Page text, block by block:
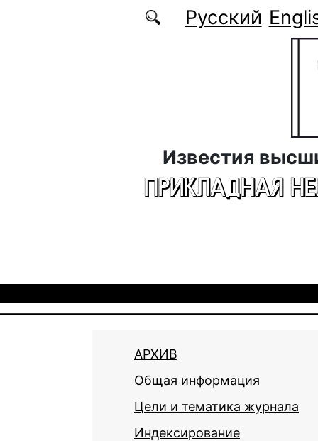
Перейти к основному содержаниюРусский
Известия
ПРИКЛАДНАЯ
АРХИВ
Общая информация
Цели и тематика журнала
Индексирование